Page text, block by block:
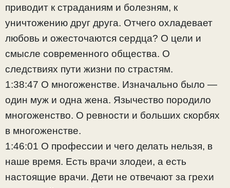
приводит к страданиям и болезням, к
уничтожению друг друга. Отчего охладевает
любовь и ожесточаются сердца? О цели и
смысле современного общества. О
следствиях пути жизни по страстям.
1:38:47 О многоженстве. Изначально было —
один муж и одна жена. Язычество породило
многоженство. О ревности и больших скорбях
в многоженстве.
1:46:01 О профессии и чего делать нельзя, в
наше время. Есть врачи злодеи, а есть
настоящие врачи. Дети не отвечают за грехи